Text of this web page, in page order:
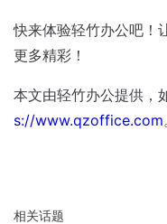
快来体验轻竹办公吧！
更多精彩！
本文由轻竹办公提供，
s://www.qzoffice.com
相关话题